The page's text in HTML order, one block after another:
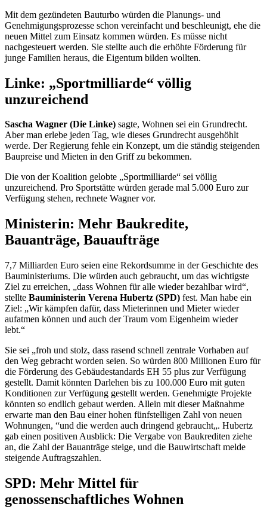
Mit dem gezündeten Bauturbo würden die Planungs- und
Genehmigungsprozesse schon vereinfacht und beschleunigt, ehe die
neuen Mittel zum Einsatz kommen würden. Es müsse nicht
nachgesteuert werden. Sie stellte auch die erhöhte Förderung für
junge Familien heraus, die Eigentum bilden wollten.
Linke: „Sportmilliarde“ völlig
unzureichend
Sascha Wagner (Die Linke) sagte, Wohnen sei ein Grundrecht.
Aber man erlebe jeden Tag, wie dieses Grundrecht ausgehöhlt
werde. Der Regierung fehle ein Konzept, um die ständig steigenden
Baupreise und Mieten in den Griff zu bekommen.
Die von der Koalition gelobte „Sportmilliarde“ sei völlig
unzureichend. Pro Sportstätte würden gerade mal 5.000 Euro zur
Verfügung stehen, rechnete Wagner vor.
Ministerin: Mehr Baukredite,
Bauanträge, Bauaufträge
7,7 Milliarden Euro seien eine Rekordsumme in der Geschichte des
Bauministeriums. Die würden auch gebraucht, um das wichtigste
Ziel zu erreichen, „dass Wohnen für alle wieder bezahlbar wird“,
stellte Bauministerin Verena Hubertz (SPD) fest. Man habe ein
Ziel: „Wir kämpfen dafür, dass Mieterinnen und Mieter wieder
aufatmen können und auch der Traum vom Eigenheim wieder
lebt.“
Sie sei „froh und stolz, dass rasend schnell zentrale Vorhaben auf
den Weg gebracht worden seien. So würden 800 Millionen Euro für
die Förderung des Gebäudestandards EH 55 plus zur Verfügung
gestellt. Damit könnten Darlehen bis zu 100.000 Euro mit guten
Konditionen zur Verfügung gestellt werden. Genehmigte Projekte
könnten so endlich gebaut werden. Allein mit dieser Maßnahme
erwarte man den Bau einer hohen fünfstelligen Zahl von neuen
Wohnungen, “und die werden auch dringend gebraucht„. Hubertz
gab einen positiven Ausblick: Die Vergabe von Baukrediten ziehe
an, die Zahl der Bauanträge steige, und die Bauwirtschaft melde
steigende Auftragszahlen.
SPD: Mehr Mittel für
genossenschaftliches Wohnen